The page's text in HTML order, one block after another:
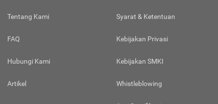
Tentang Kami
FAQ
Hubungi Kami
Artikel
Syarat & Ketentuan
Kebijakan Privasi
Kebijakan SMKI
Whistleblowing